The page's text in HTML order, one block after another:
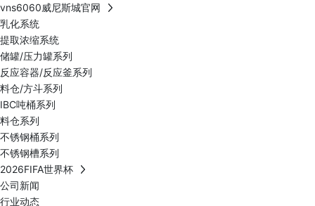
vns6060威尼斯城官网
乳化系统
提取浓缩系统
储罐/压力罐系列
反应容器/反应釜系列
料仓/方斗系列
IBC吨桶系列
料仓系列
不锈钢桶系列
不锈钢槽系列
2026FIFA世界杯
公司新闻
行业动态